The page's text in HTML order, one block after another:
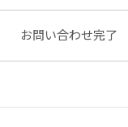
お問い合わせ完了